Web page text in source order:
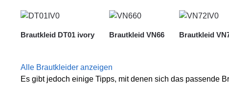
Brautkleid DT01 ivory Brautkleid VN66 Brautkleid
Alle Brautkleider anzeigen
Es gibt jedoch einige Tipps, mit denen sich das passende